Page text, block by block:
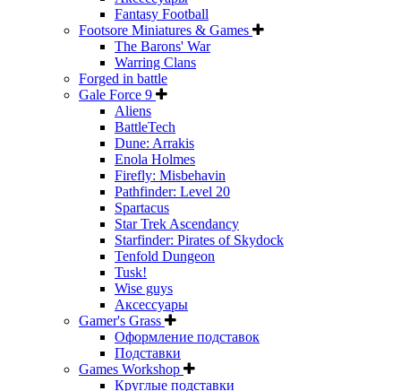
Fantasy Football
Footsore Miniatures & Games
The Barons' War
Warring Clans
Forged in battle
Gale Force 9
Aliens
BattleTech
Dune: Arrakis
Enola Holmes
Firefly: Misbehavin
Pathfinder: Level 20
Spartacus
Star Trek Ascendancy
Starfinder: Pirates of Skydock
Tenfold Dungeon
Tusk!
Wise guys
Аксессуары
Gamer's Grass
Оформление подставок
Подставки
Games Workshop
Круглые подставки